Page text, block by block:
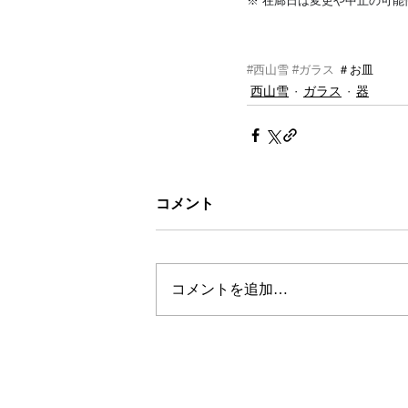
#西山雪 #ガラス ＃お皿
西山雪 ガラス 器
コメント
コメントを追加…